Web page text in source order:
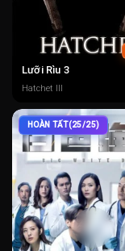
Lưỡi Rìu 3
Hatchet III
HOÀN TẤT(25/25)